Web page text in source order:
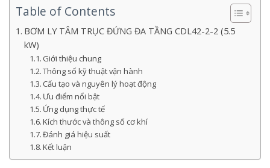
Table of Contents
BƠM LY TÂM TRỤC ĐỨNG ĐA TẦNG CDL42-2-2 (5.5
kW)
Giới thiệu chung
Thông số kỹ thuật vận hành
Cấu tạo và nguyên lý hoạt động
Ưu điểm nổi bật
Ứng dụng thực tế
Kích thước và thông số cơ khí
Đánh giá hiệu suất
Kết luận